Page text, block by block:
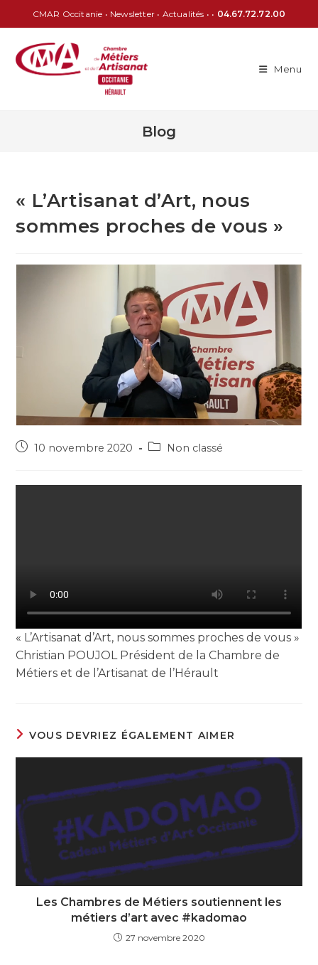
CMAR Occitanie • Newsletter • Actualités • • 04.67.72.72.00
Menu
Blog
« L’Artisanat d’Art, nous
sommes proches de vous »
10 novembre 2020 Non classé
« L’Artisanat d’Art, nous sommes proches de vous »
Christian POUJOL Président de la Chambre de
Métiers et de l’Artisanat de l’Hérault
VOUS DEVRIEZ ÉGALEMENT AIMER
Les Chambres de Métiers soutiennent les
métiers d’art avec #kadomao
27 novembre 2020